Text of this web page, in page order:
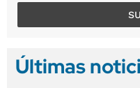
Últimas